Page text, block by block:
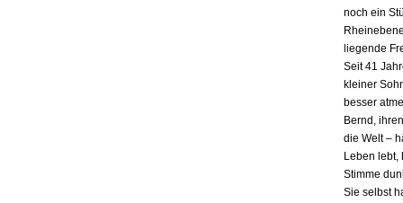
noch ein
liegende
Seit 41
kleiner
besser
Bernd,
die Welt –
Leben lebt,
Stimme
Sie selbst